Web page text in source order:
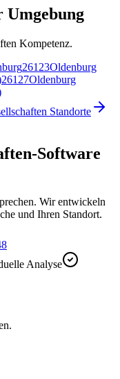
Umgebung
Kompetenz.
26123Oldenburg
26127Oldenburg
Standorte
Software
Wir entwickeln
und Ihren Standort.
Analyse